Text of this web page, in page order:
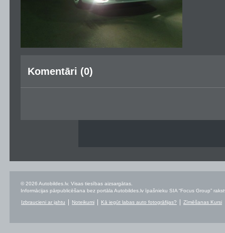
Komentāri (0)
© 2026 Autobildes.lv. Visas tiesības aizsargātas.
Informācijas pārpublicēšana bez portāla Autobildes.lv īpašnieku SIA “Focus Group”
Izbraucieni ar jahtu Noteikumi Kā iegūt labas auto fotogrāfijas? Zīmēšanas Kursi